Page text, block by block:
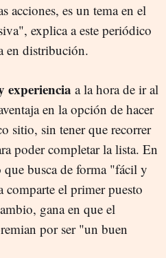
acciones, es un tema en el
explica a este periódico
en distribución.
experiencia a la hora de ir al
en la opción de hacer
sitio, sin tener que recorrer
poder completar la lista. En
busca de forma "fácil y
comparte el primer puesto
gana en que el
por ser "un buen